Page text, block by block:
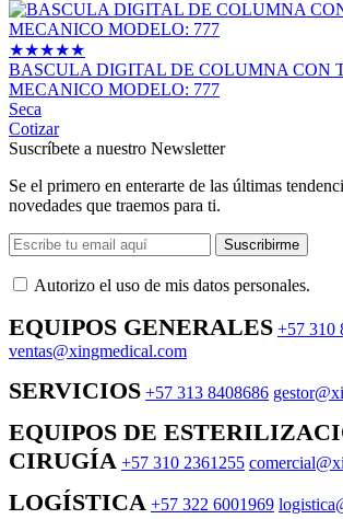
★★★★★
BASCULA DIGITAL DE COLUMNA CON
MECANICO MODELO: 777
Seca
Cotizar
Suscríbete a nuestro Newsletter
Se el primero en enterarte de las últimas
novedades que traemos para ti.
Suscribirme
Autorizo ​​el uso de mis datos personales.
EQUIPOS GENERALES +57 310
ventas@xingmedical.com
SERVICIOS +57 313 8408686
EQUIPOS DE
CIRUGÍA +57 310 2361255
LOGÍSTICA +57 322 6001969